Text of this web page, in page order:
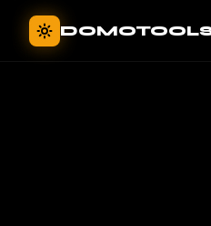
Panneau de gestion des cookies